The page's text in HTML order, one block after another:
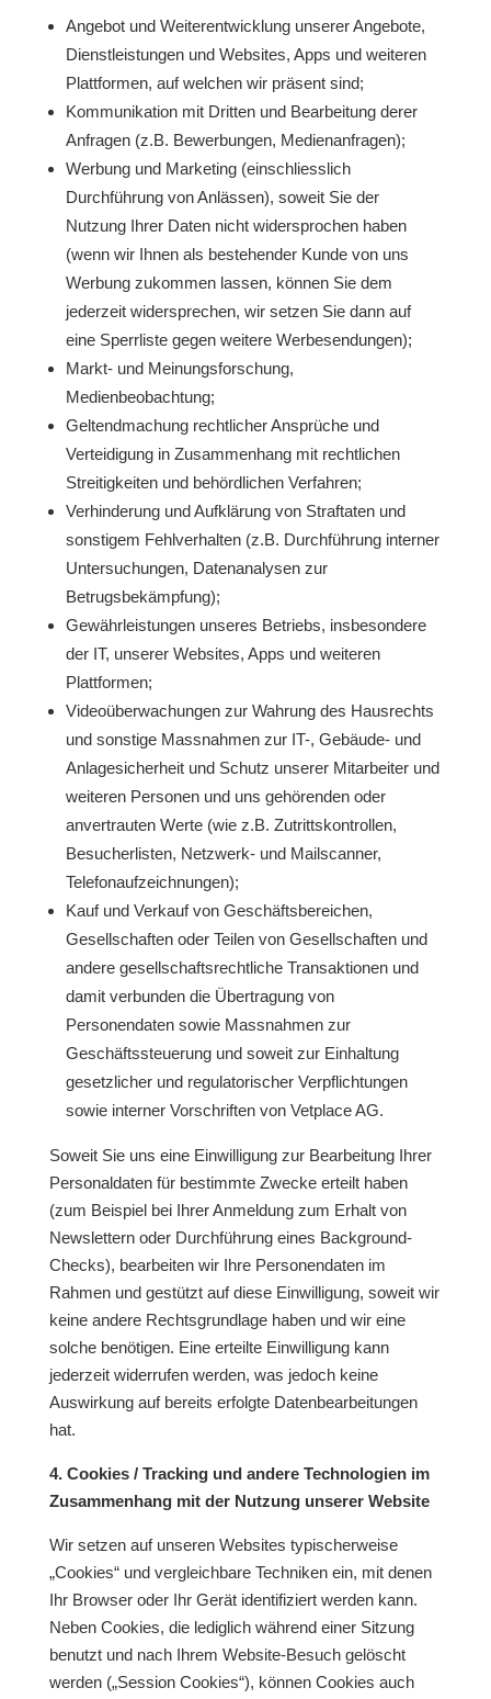
Angebot und Weiterentwicklung unserer Angebote,
Dienstleistungen und Websites, Apps und weiteren
Plattformen, auf welchen wir präsent sind;
Kommunikation mit Dritten und Bearbeitung derer
Anfragen (z.B. Bewerbungen, Medienanfragen);
Werbung und Marketing (einschliesslich
Durchführung von Anlässen), soweit Sie der
Nutzung Ihrer Daten nicht widersprochen haben
(wenn wir Ihnen als bestehender Kunde von uns
Werbung zukommen lassen, können Sie dem
jederzeit widersprechen, wir setzen Sie dann auf
eine Sperrliste gegen weitere Werbesendungen);
Markt- und Meinungsforschung,
Medienbeobachtung;
Geltendmachung rechtlicher Ansprüche und
Verteidigung in Zusammenhang mit rechtlichen
Streitigkeiten und behördlichen Verfahren;
Verhinderung und Aufklärung von Straftaten und
sonstigem Fehlverhalten (z.B. Durchführung interner
Untersuchungen, Datenanalysen zur
Betrugsbekämpfung);
Gewährleistungen unseres Betriebs, insbesondere
der IT, unserer Websites, Apps und weiteren
Plattformen;
Videoüberwachungen zur Wahrung des Hausrechts
und sonstige Massnahmen zur IT-, Gebäude- und
Anlagesicherheit und Schutz unserer Mitarbeiter und
weiteren Personen und uns gehörenden oder
anvertrauten Werte (wie z.B. Zutrittskontrollen,
Besucherlisten, Netzwerk- und Mailscanner,
Telefonaufzeichnungen);
Kauf und Verkauf von Geschäftsbereichen,
Gesellschaften oder Teilen von Gesellschaften und
andere gesellschaftsrechtliche Transaktionen und
damit verbunden die Übertragung von
Personendaten sowie Massnahmen zur
Geschäftssteuerung und soweit zur Einhaltung
gesetzlicher und regulatorischer Verpflichtungen
sowie interner Vorschriften von Vetplace AG.
Soweit Sie uns eine Einwilligung zur Bearbeitung Ihrer
Personaldaten für bestimmte Zwecke erteilt haben
(zum Beispiel bei Ihrer Anmeldung zum Erhalt von
Newslettern oder Durchführung eines Background-
Checks), bearbeiten wir Ihre Personendaten im
Rahmen und gestützt auf diese Einwilligung, soweit wir
keine andere Rechtsgrundlage haben und wir eine
solche benötigen. Eine erteilte Einwilligung kann
jederzeit widerrufen werden, was jedoch keine
Auswirkung auf bereits erfolgte Datenbearbeitungen
hat.
4. Cookies / Tracking und andere Technologien im
Zusammenhang mit der Nutzung unserer Website
Wir setzen auf unseren Websites typischerweise
„Cookies“ und vergleichbare Techniken ein, mit denen
Ihr Browser oder Ihr Gerät identifiziert werden kann.
Neben Cookies, die lediglich während einer Sitzung
benutzt und nach Ihrem Website-Besuch gelöscht
werden („Session Cookies“), können Cookies auch